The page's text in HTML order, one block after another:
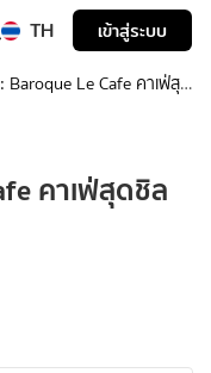
TH เข้าสู่ระบบ
Le Cafe คาเฟ่สุด
คาเฟ่สุดชิล